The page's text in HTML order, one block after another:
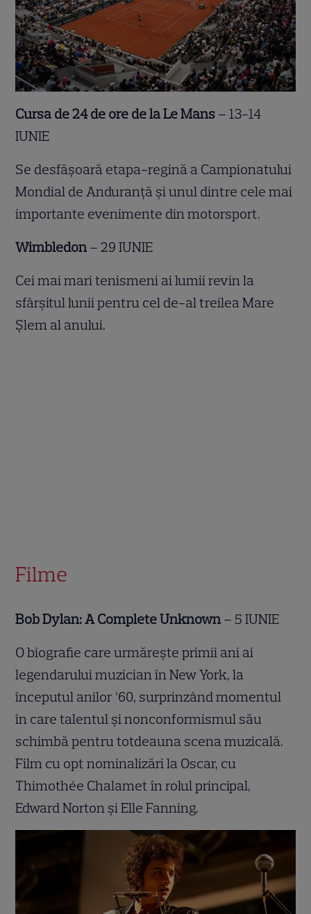
Cursa de 24 de ore de la Le Mans – 13-14
IUNIE
Se desfășoară etapa-regină a Campionatului
Mondial de Anduranță și unul dintre cele mai
importante evenimente din motorsport.
Wimbledon – 29 IUNIE
Cei mai mari tenismeni ai lumii revin la
sfârșitul lunii pentru cel de-al treilea Mare
Șlem al anului.
Filme
Bob Dylan: A Complete Unknown – 5 IUNIE
O biografie care urmărește primii ani ai
legendarului muzician în New York, la
începutul anilor ’60, surprinzând momentul
în care talentul și nonconformismul său
schimbă pentru totdeauna scena muzicală.
Film cu opt nominalizări la Oscar, cu
Thimothée Chalamet în rolul principal,
Edward Norton și Elle Fanning.